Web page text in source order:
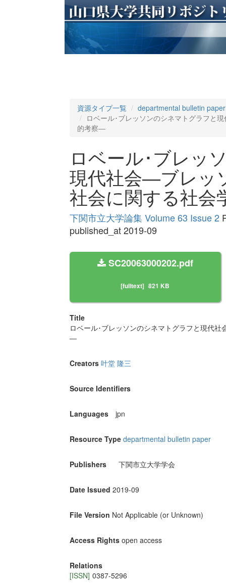
資源タイプ一覧
departmental bulletin paper
ロベール･ブレッソンのシネマトグラフと
的考察―
ロベール･ブレッ
現代社会―ブレッ
社会に関する社
下関市立大学論集 Volume 63 Issue 2
published_at 2019-09
SC20063000202.pdf
[fulltext] 821 KB
Title
ロベール･ブレッソンのシネマトグラフと現代
―
Creators 叶堂 隆三
Source Identifiers
Languages jpn
Resource Type departmental bulletin paper
Publishers 下関市立大学学会
Date Issued 2019-09
File Version Not Applicable (or Unknown)
Access Rights open access
Relations
[ISSN] 0387-5296